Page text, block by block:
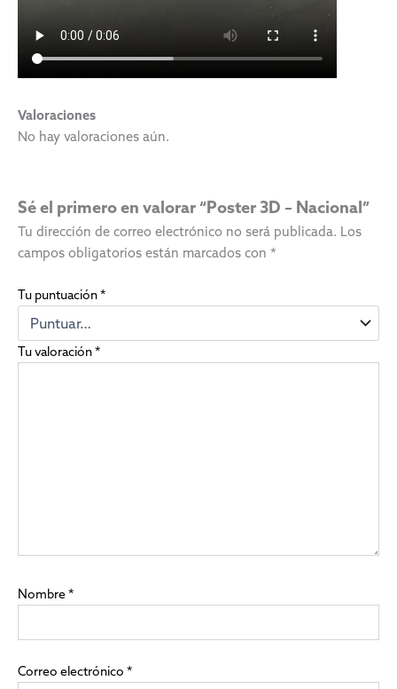
Valoraciones
No hay valoraciones aún.
Sé el primero en valorar “Poster 3D – Nacional”
Tu dirección de correo electrónico no será publicada. Los
campos obligatorios están marcados con *
Tu puntuación*
Tu valoración*
Nombre*
Correo electrónico *